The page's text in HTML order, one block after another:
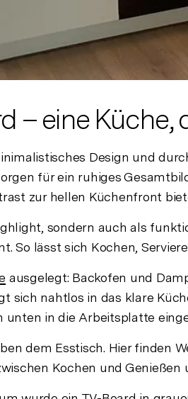
– eine Küche,
Design und
für ein ruhiges
zur hellen Küchenfront
sondern auch als
So lässt sich Kochen,
ausgelegt: Backofen und
sich nahtlos in das klare
in die Arbeitsplatte
dem Esstisch. Hier finden
Kochen und Genießen